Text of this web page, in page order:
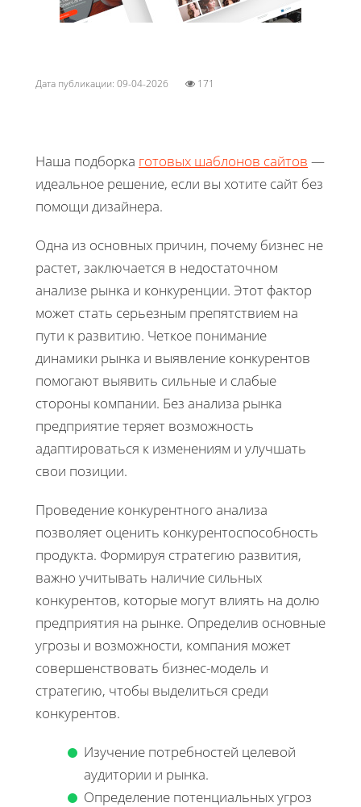
Дата публикации: 09-04-2026 171
Наша подборка готовых шаблонов сайтов —
идеальное решение, если вы хотите сайт без
помощи дизайнера.
Одна из основных причин, почему бизнес не
растет, заключается в недостаточном
анализе рынка и конкуренции. Этот фактор
может стать серьезным препятствием на
пути к развитию. Четкое понимание
динамики рынка и выявление конкурентов
помогают выявить сильные и слабые
стороны компании. Без анализа рынка
предприятие теряет возможность
адаптироваться к изменениям и улучшать
свои позиции.
Проведение конкурентного анализа
позволяет оценить конкурентоспособность
продукта. Формируя стратегию развития,
важно учитывать наличие сильных
конкурентов, которые могут влиять на долю
предприятия на рынке. Определив основные
угрозы и возможности, компания может
совершенствовать бизнес-модель и
стратегию, чтобы выделиться среди
конкурентов.
Изучение потребностей целевой
аудитории и рынка.
Определение потенциальных угроз